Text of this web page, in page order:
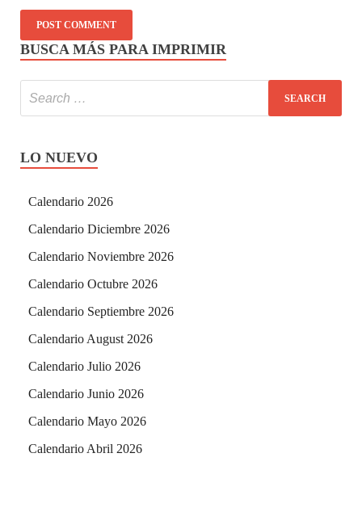
BUSCA MÁS PARA IMPRIMIR
LO NUEVO
Calendario 2026
Calendario Diciembre 2026
Calendario Noviembre 2026
Calendario Octubre 2026
Calendario Septiembre 2026
Calendario August 2026
Calendario Julio 2026
Calendario Junio 2026
Calendario Mayo 2026
Calendario Abril 2026